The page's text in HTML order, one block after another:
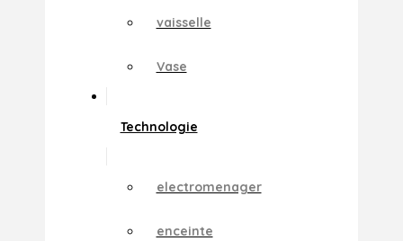
vaisselle
Vase
Technologie
electromenager
enceinte